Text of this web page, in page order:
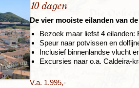
10 dagen
De vier mooiste eilanden van
Bezoek maar liefst 4 eilanden:
Speur naar potvissen en
Inclusief binnenlandse vlucht
Excursies naar o.a. Caldeira-
V.a. 1.995,-